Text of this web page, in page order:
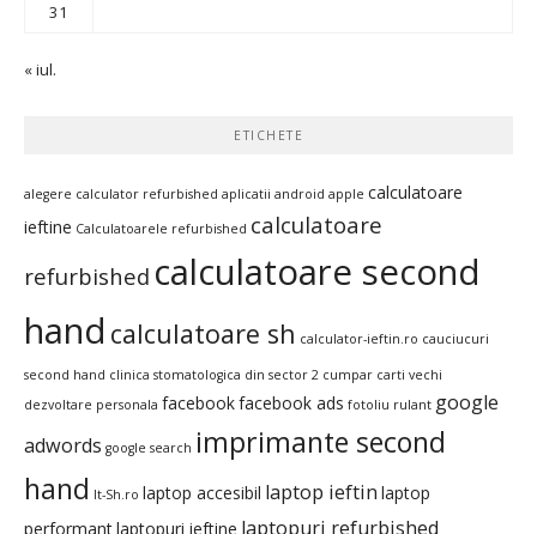
31
« iul.
ETICHETE
alegere calculator refurbished aplicatii android apple calculatoare
ieftine Calculatoarele refurbished calculatoare
refurbished calculatoare second
hand calculatoare sh calculator-ieftin.ro cauciucuri
second hand clinica stomatologica din sector 2 cumpar carti vechi
dezvoltare personala facebookfacebook ads fotoliu rulant google
adwords google search imprimante second
hand It-Sh.ro laptop accesibil laptop ieftin laptop
performantlaptopuri ieftine laptopuri refurbished